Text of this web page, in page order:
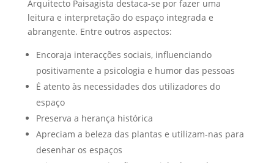
Arquitecto Paisagista destaca-se por fazer uma
leitura e interpretação do espaço integrada e
abrangente. Entre outros aspectos:
Encoraja interacções sociais, influenciando
positivamente a psicologia e humor das pessoas
É atento às necessidades dos utilizadores do
espaço
Preserva a herança histórica
Apreciam a beleza das plantas e utilizam-nas para
desenhar os espaços